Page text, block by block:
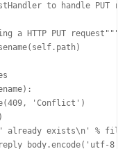
to handle PUT
a HTTP PUT request"""
'Conflict')
already exists\n' %
8'))